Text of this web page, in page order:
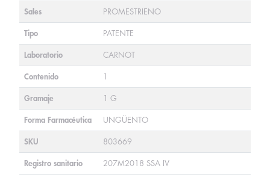
Sales PROMESTRIENO
Tipo PATENTE
Laboratorio CARNOT
Contenido 1
Gramaje 1 G
Forma Farmacéutica UNGÜENTO
SKU 803669
Registro sanitario 207M2018 SSA IV